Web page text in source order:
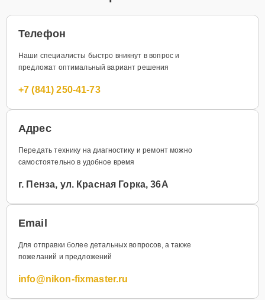
Телефон
Наши специалисты быстро вникнут в вопрос и
предложат оптимальный вариант решения
+7 (841) 250-41-73
Адрес
Передать технику на диагностику и ремонт можно
самостоятельно в удобное время
г. Пенза, ул. Красная Горка, 36А
Email
Для отправки более детальных вопросов, а также
пожеланий и предложений
info@nikon-fixmaster.ru